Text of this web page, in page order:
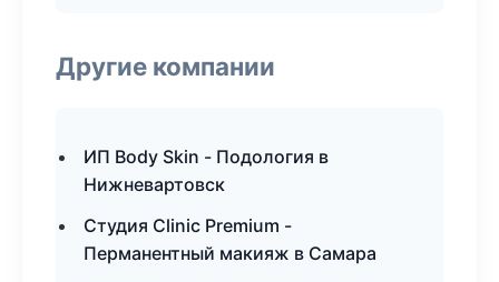
Другие компании
ИП Body Skin - Подология в
Нижневартовск
Студия Clinic Premium -
Перманентный макияж в Самара